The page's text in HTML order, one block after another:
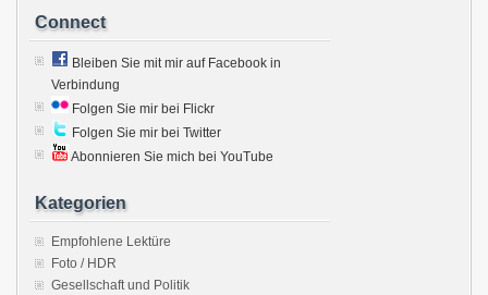
Connect
Bleiben Sie mit mir auf Facebook in
Verbindung
Folgen Sie mir bei Flickr
Folgen Sie mir bei Twitter
Abonnieren Sie mich bei YouTube
Kategorien
Empfohlene Lektüre
Foto / HDR
Gesellschaft und Politik